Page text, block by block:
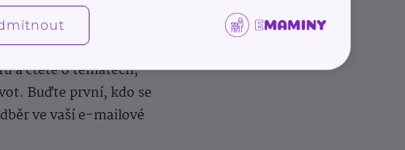
i sdílení zkušeností.
a čtěte o tématech,
Buďte první, kdo se
ve vaší e-mailové